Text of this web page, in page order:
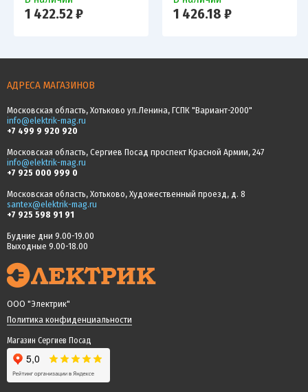
1 422.52 ₽ 1 426.18 ₽
АДРЕСА МАГАЗИНОВ
Московская область, Хотьково ул.Ленина, ГСПК "Вариант-2000"
info@elektrik-mag.ru
+7 499 9 920 920
Московская область, Сергиев Посад проспект Красной Армии, 247
info@elektrik-mag.ru
+7 925 000 999 0
Московская область, Хотьково, Художественный проезд, д. 8
santex@elektrik-mag.ru
+7 925 598 91 91
Будние дни 9.00-19.00
Выходные 9.00-18.00
ООО "Электрик"
Политика конфиденциальности
Магазин Сергиев Посад